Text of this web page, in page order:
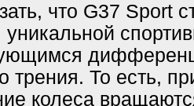
что G37 Sport
уникальной
трения. То есть,
колеса